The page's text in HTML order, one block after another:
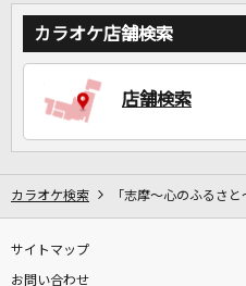
カラオケ店舗検索
店舗検索
カラオケ検索 「志摩～心のふるさと
サイトマップ
お問い合わせ